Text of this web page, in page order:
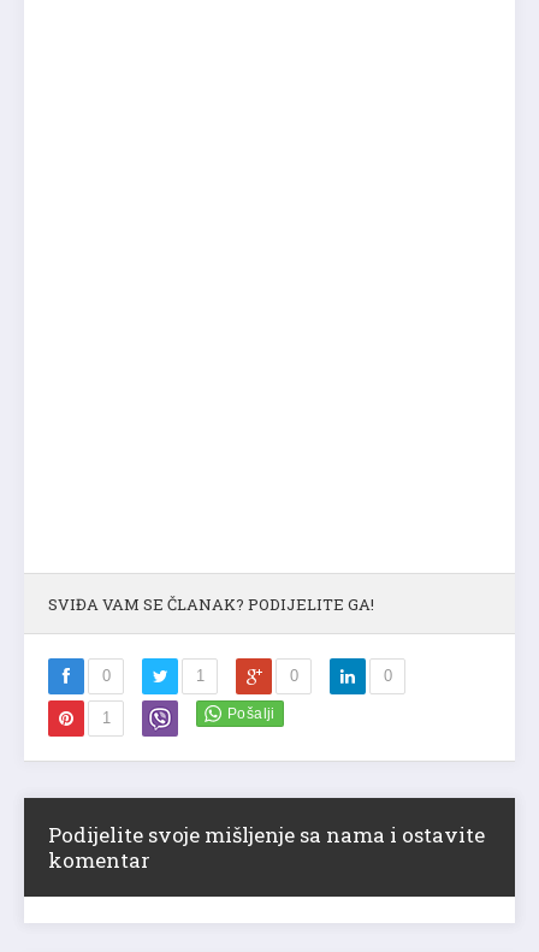
SVIĐA VAM SE ČLANAK? PODIJELITE GA!
0 1 0 0
1
Podijelite svoje mišljenje sa nama i ostavite
komentar